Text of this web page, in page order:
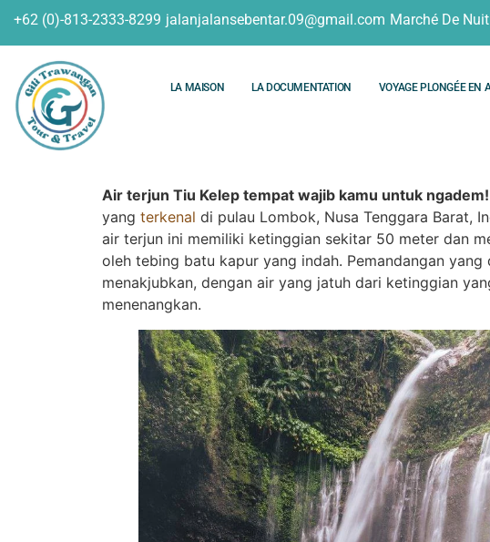
+62 (0)-813-2333-8299 jalanjalansebentar.09@gmail.com Marché De
LA MAISON LA DOCUMENTATION VOYAGE PLONGÉE EN
Air terjun Tiu Kelep tempat wajib kamu untuk ngadem!
yang terkenal di pulau Lombok, Nusa Tenggara Barat,
air terjun ini memiliki ketinggian sekitar 50 meter dan
oleh tebing batu kapur yang indah. Pemandangan
menakjubkan, dengan air yang jatuh dari ketinggian
menenangkan.